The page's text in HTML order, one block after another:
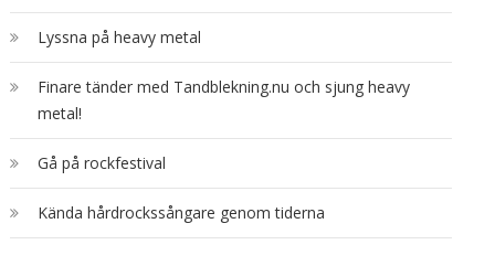
Lyssna på heavy metal
Finare tänder med Tandblekning.nu och sjung heavy
metal!
Gå på rockfestival
Kända hårdrockssångare genom tiderna